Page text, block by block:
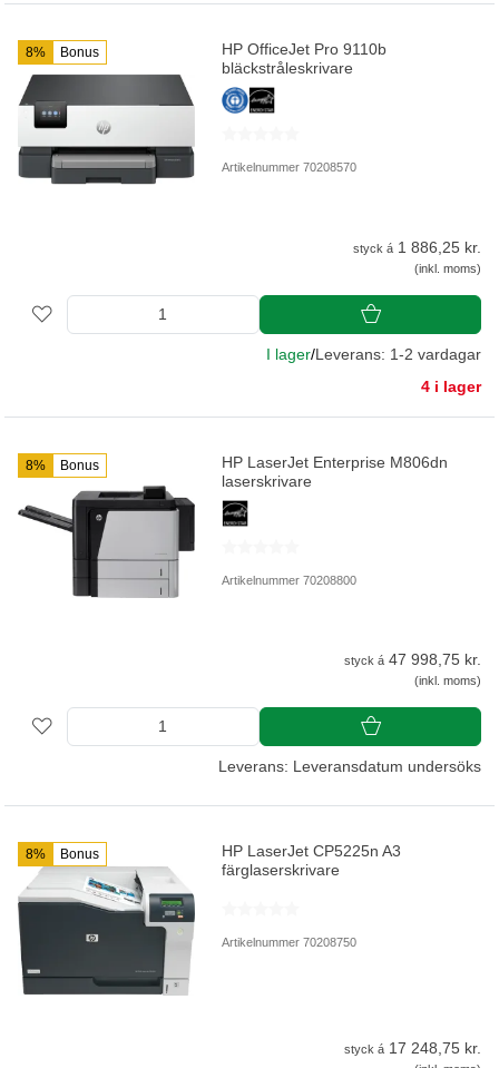
8% Bonus
HP OfficeJet Pro 9110b
bläckstråleskrivare
Artikelnummer 70208570
styck á 1 886,25 kr.
(inkl. moms)
I lager/Leverans: 1-2 vardagar
4 i lager
8% Bonus
HP LaserJet Enterprise M806dn
laserskrivare
Artikelnummer 70208800
styck á 47 998,75 kr.
(inkl. moms)
Leverans: Leveransdatum undersöks
8% Bonus
HP LaserJet CP5225n A3
färglaserskrivare
Artikelnummer 70208750
styck á 17 248,75 kr.